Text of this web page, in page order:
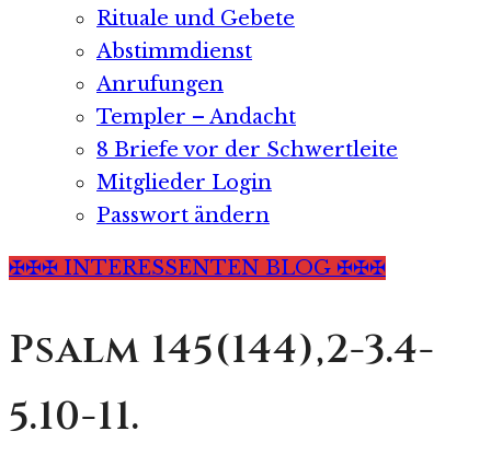
Rituale und Gebete
Abstimmdienst
Anrufungen
Templer – Andacht
8 Briefe vor der Schwertleite
Mitglieder Login
Passwort ändern
✠✠✠ INTERESSENTEN BLOG ✠✠✠
Psalm 145(144),2-3.4-
5.10-11.